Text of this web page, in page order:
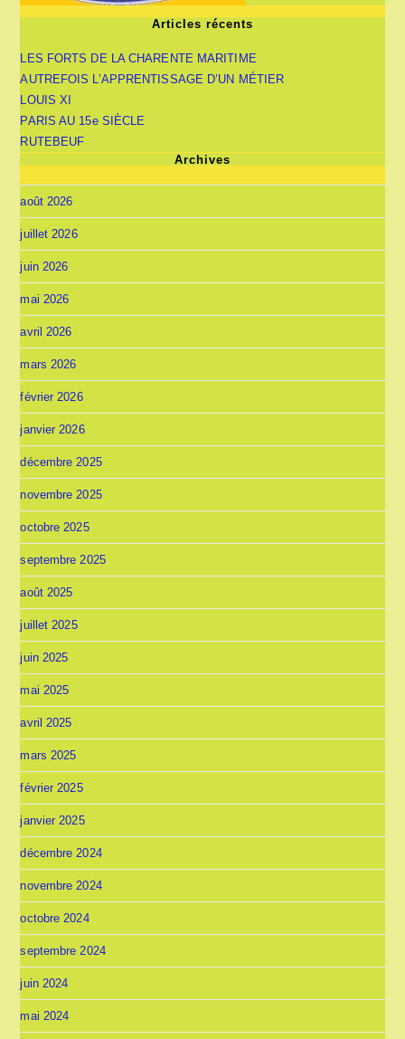
Articles récents
LES FORTS DE LA CHARENTE MARITIME
AUTREFOIS L’APPRENTISSAGE D’UN MÉTIER
LOUIS XI
PARIS AU 15e SIÈCLE
RUTEBEUF
Archives
août 2026
juillet 2026
juin 2026
mai 2026
avril 2026
mars 2026
février 2026
janvier 2026
décembre 2025
novembre 2025
octobre 2025
septembre 2025
août 2025
juillet 2025
juin 2025
mai 2025
avril 2025
mars 2025
février 2025
janvier 2025
décembre 2024
novembre 2024
octobre 2024
septembre 2024
juin 2024
mai 2024